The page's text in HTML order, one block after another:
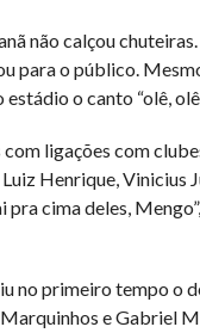
não calçou
para o público.
o canto “olê,
ligações com
Henrique,
cima deles,
no primeiro tempo o
e Gabriel